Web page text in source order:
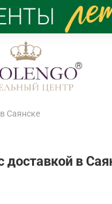
Саянске
в